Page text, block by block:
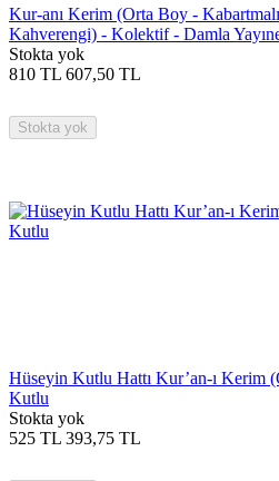
Kur-anı Kerim (Orta Boy -
Kahverengi) - Kolektif - Damla
Stokta yok
810 TL 607,50 TL
Stokta yok
Hüseyin Kutlu Hattı Kur’an-ı Kerim
Kutlu
Stokta yok
525 TL 393,75 TL